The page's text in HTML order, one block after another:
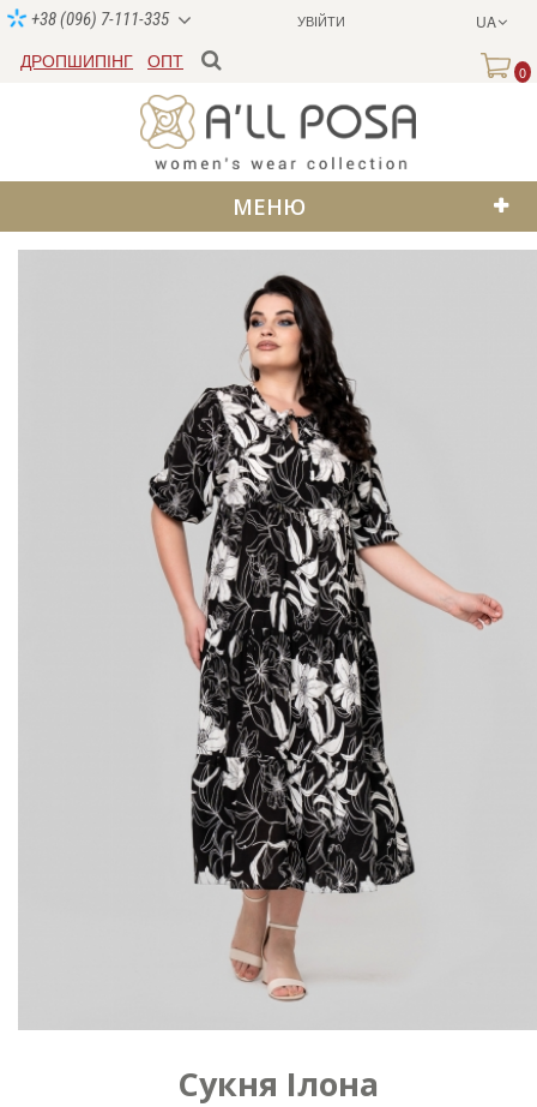
УВІЙТИ UA
+38 (096) 7-111-335
ДРОПШИПІНГ ОПТ
0
МЕНЮ
Сукня Ілона